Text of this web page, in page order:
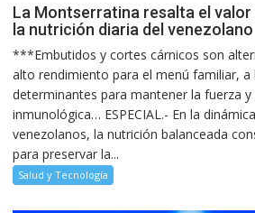
La Montserratina resalta el valor
la nutrición diaria del venezolano
***Embutidos y cortes cárnicos son
alto rendimiento para el menú familiar, a
determinantes para mantener la fuerza y
inmunológica… ESPECIAL.- En la
venezolanos, la nutrición balanceada
para preservar la...
Salud y Tecnología